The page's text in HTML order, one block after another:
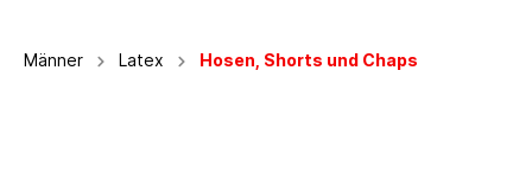
Männer Latex Hosen, Shorts und Chaps